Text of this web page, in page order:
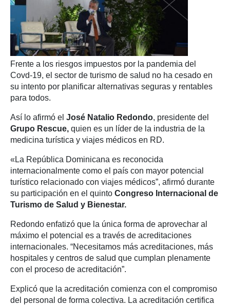
Frente a los riesgos impuestos por la pandemia del
Covd-19, el sector de turismo de salud no ha cesado en
su intento por planificar alternativas seguras y rentables
para todos.
Así lo afirmó el José Natalio Redondo, presidente del
Grupo Rescue, quien es un líder de la industria de la
medicina turística y viajes médicos en RD.
«La República Dominicana es reconocida
internacionalmente como el país con mayor potencial
turístico relacionado con viajes médicos”, afirmó durante
su participación en el quinto Congreso Internacional de
Turismo de Salud y Bienestar.
Redondo enfatizó que la única forma de aprovechar al
máximo el potencial es a través de acreditaciones
internacionales. “Necesitamos más acreditaciones, más
hospitales y centros de salud que cumplan plenamente
con el proceso de acreditación”.
Explicó que la acreditación comienza con el compromiso
del personal de forma colectiva. La acreditación certifica